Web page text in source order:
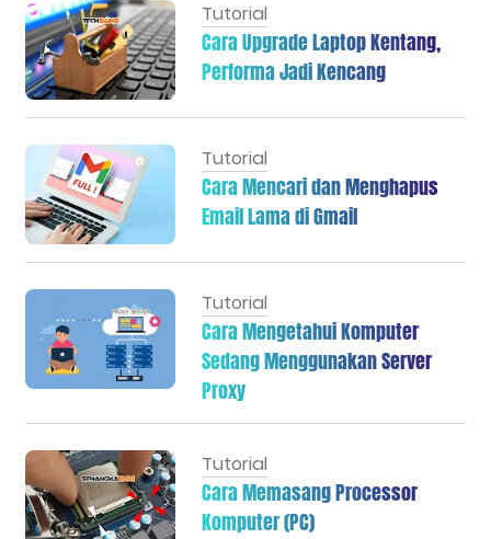
Tutorial
Cara Upgrade Laptop Kentang,
Performa Jadi Kencang
Tutorial
Cara Mencari dan Menghapus
Email Lama di Gmail
Tutorial
Cara Mengetahui Komputer
Sedang Menggunakan Server
Proxy
Tutorial
Cara Memasang Processor
Komputer (PC)